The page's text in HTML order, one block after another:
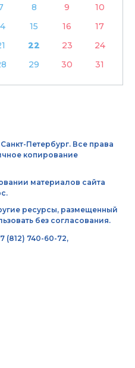
8 9
10
15 16
17
22 23
24
29 30 31
Петербург. Все права
копирование
материалов сайта
ресурсы, размещенный
без согласования.
(812) 740-60-72,